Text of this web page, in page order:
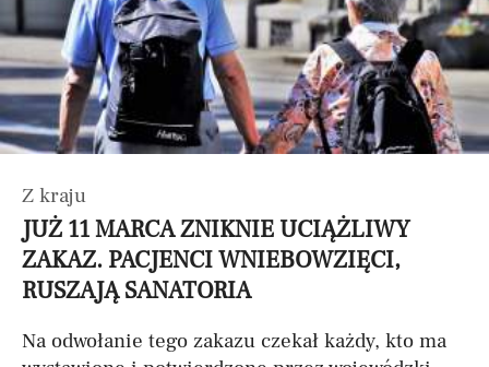
Z kraju
JUŻ 11 MARCA ZNIKNIE UCIĄŻLIWY
ZAKAZ. PACJENCI WNIEBOWZIĘCI,
RUSZAJĄ SANATORIA
Na odwołanie tego zakazu czekał każdy, kto ma